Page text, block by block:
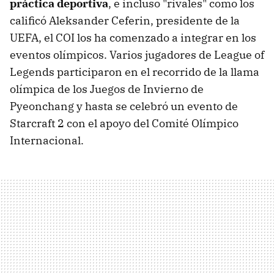
práctica deportiva, e incluso "rivales" como los
calificó Aleksander Ceferin, presidente de la
UEFA, el COI los ha comenzado a integrar en los
eventos olímpicos. Varios jugadores de League of
Legends participaron en el recorrido de la llama
olímpica de los Juegos de Invierno de
Pyeonchang y hasta se celebró un evento de
Starcraft 2 con el apoyo del Comité Olímpico
Internacional.